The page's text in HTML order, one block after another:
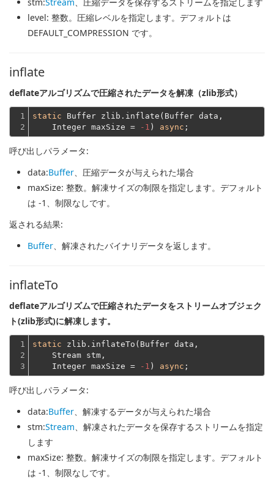
level: 整数。圧縮レベルを指定します。デフォルトは
DEFAULT_COMPRESSION です。
inflate
deflateアルゴリズムで圧縮されたデータを解凍（zlib形式）
1
2
static Buffer zlib.inflate(Buffer data,
    Integer maxSize =
-1 ) async
呼び出しパラメータ:
data:Buffer、圧縮データが与えられた場合
maxSize: 整数。解凍サイズの制限を指定します。デフォルト
は -1、制限なしです。
返される結果:
Buffer、解凍されたバイナリデータを返します。
inflateTo
deflateアルゴリズムで圧縮されたデータをストリームオブジェク
ト(zlib形式)に解凍します。
1
2
3
static zlib.inflateTo(Buffer data,
    Stream stm,
    Integer maxSize =
-1 ) async
呼び出しパラメータ:
data:Buffer、解凍するデータが与えられた場合
stm:Stream、解凍されたデータを保存するストリームを指定
します
maxSize: 整数。解凍サイズの制限を指定します。デフォルト
は -1、制限なしです。